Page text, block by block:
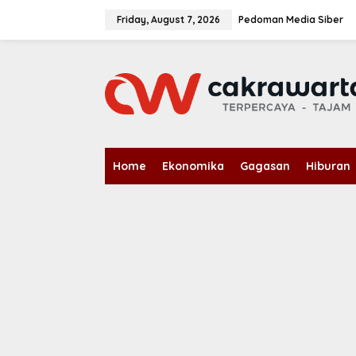
Friday, August 7, 2026 Pedoman Media Siber
Home Ekonomika Gagasan Hiburan